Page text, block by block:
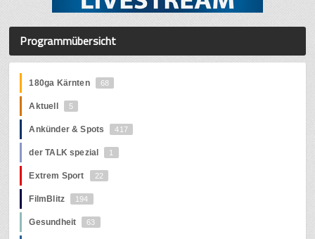
Programmübersicht
180ga Kärnten 68
Aktuell 5
Ankünder & Spots 417
der TALK spezial 1
Extrem Sport 22
FilmBlitz 194
Gesundheit 63